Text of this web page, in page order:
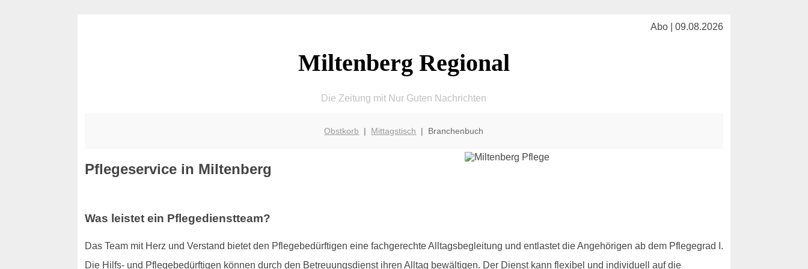
Abo | 09.08.2026
Miltenberg Regional
Die Zeitung mit Nur Guten Nachrichten
Obstkorb | Mittagstisch | Branchenbuch
Pflegeservice in Miltenberg
Was leistet ein Pflegedienstteam?
Das Team mit Herz und Verstand bietet den Pflegebedürftigen eine fachgerechte Alltagsbegleitung und entlastet die Angehörigen ab dem Pflegegrad I.
Die Hilfs- und Pflegebedürftigen können durch den Betreuungsdienst ihren Alltag bewältigen. Der Dienst kann flexibel und individuell auf die